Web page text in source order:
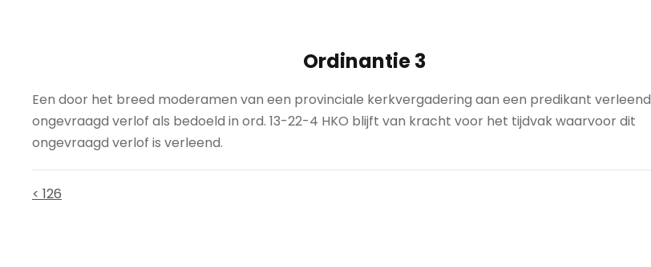
Ordinantie 3
Een door het breed moderamen van een provinciale kerkvergadering aan een predikant verleend
ongevraagd verlof als bedoeld in ord. 13-22-4 HKO blijft van kracht voor het tijdvak waarvoor dit
ongevraagd verlof is verleend.
< 126